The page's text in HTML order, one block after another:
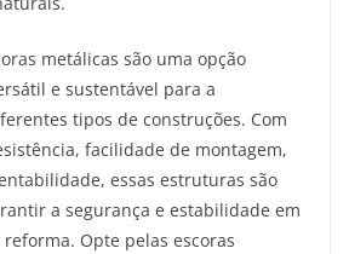
metálicas são uma opção
e sustentável para a
tipos de construções. Com
facilidade de montagem,
essas estruturas são
a segurança e estabilidade em
Opte pelas escoras